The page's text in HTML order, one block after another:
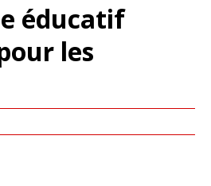
éducatif
les